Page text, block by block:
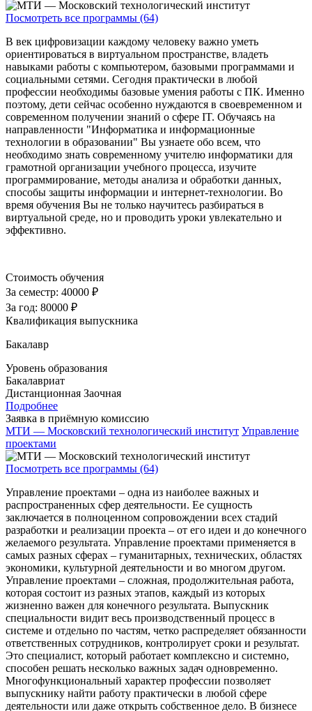
Посмотреть все программы (64)
В век цифровизации каждому человеку важно уметь
ориентироваться в виртуальном пространстве, владеть
навыками работы с компьютером, базовыми программами и
социальными сетями. Сегодня практически в любой
профессии необходимы базовые умения работы с ПК. Именно
поэтому, дети сейчас особенно нуждаются в своевременном и
современном получении знаний о сфере IT. Обучаясь на
направленности "Информатика и информационные
технологии в образовании" Вы узнаете обо всем, что
необходимо знать современному учителю информатики для
грамотной организации учебного процесса, изучите
программирование, методы анализа и обработки данных,
способы защиты информации и интернет-технологии. Во
время обучения Вы не только научитесь разбираться в
виртуальной среде, но и проводить уроки увлекательно и
эффективно.
Стоимость обучения
За семестр: 40000 ₽
За год: 80000 ₽
Квалификация выпускника
Бакалавр
Уровень образования
Бакалавриат
Дистанционная Заочная
Подробнее
Заявка в приёмную комиссию
МТИ — Московский технологический институт Управление
проектами
Посмотреть все программы (64)
Управление проектами – одна из наиболее важных и
распространенных сфер деятельности. Ее сущность
заключается в полноценном сопровождении всех стадий
разработки и реализации проекта – от его идеи и до конечного
желаемого результата. Управление проектами применяется в
самых разных сферах – гуманитарных, технических, областях
экономики, культурной деятельности и во многом другом.
Управление проектами – сложная, продолжительная работа,
которая состоит из разных этапов, каждый из которых
жизненно важен для конечного результата. Выпускник
специальности видит весь производственный процесс в
системе и отдельно по частям, четко распределяет обязанности
ответственных сотрудников, контролирует сроки и результат.
Это специалист, который работает комплексно и системно,
способен решать несколько важных задач одновременно.
Многофункциональный характер профессии позволяет
выпускнику найти работу практически в любой сфере
деятельности или даже открыть собственное дело. В бизнесе